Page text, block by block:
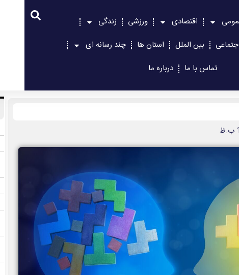
اقتصادی ورزشی
زندگی
بین الملل استان ها
چند رسانه ای
تماس با ما
درباره ما